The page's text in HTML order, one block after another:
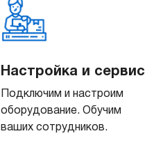
Настройка и сервис
Подключим и настроим
оборудование. Обучим
ваших сотрудников.